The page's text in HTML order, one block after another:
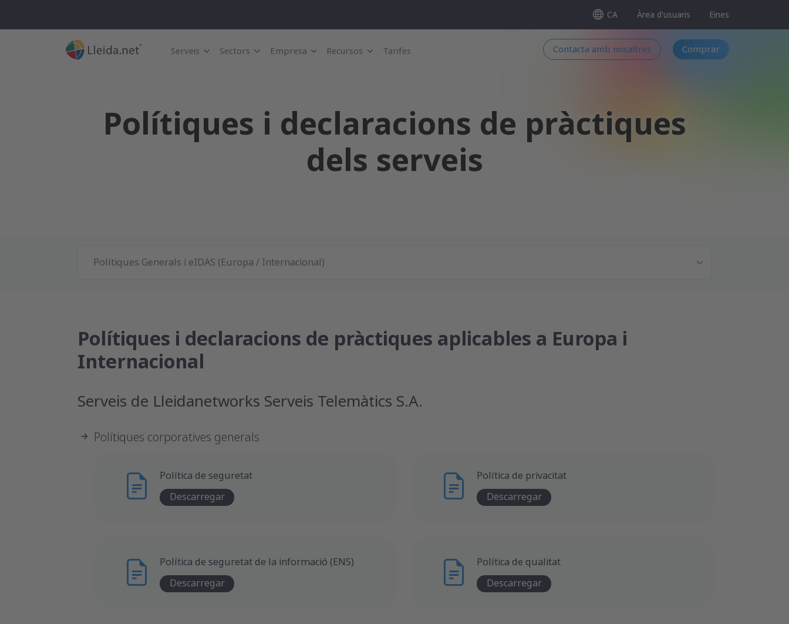
CA Àrea d'usuaris Eines
Serveis Sectors Empresa Recursos Tarifes Contacta amb nosaltres Comprar
Polítiques i declaracions de pràctiques
dels serveis
Polítiques Generals i eIDAS (Europa / Internacional)
Polítiques i declaracions de pràctiques aplicables a Europa i
Internacional
Serveis de Lleidanetworks Serveis Telemàtics S.A.
Polítiques corporatives generals
Política de seguretat
Descarregar
Política de privacitat
Descarregar
Política de seguretat de la informació (ENS)
Descarregar
Política de qualitat
Descarregar